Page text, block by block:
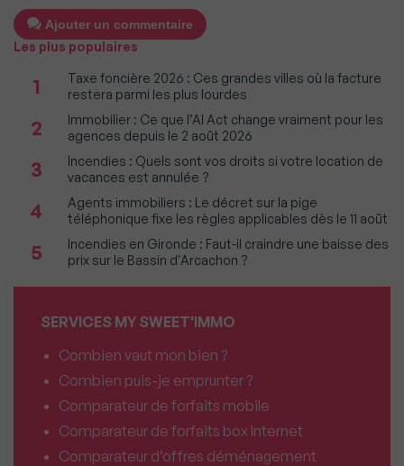
Ajouter un commentaire
Les plus populaires
1
Taxe foncière 2026 : Ces grandes villes où la facture
restera parmi les plus lourdes
2
Immobilier : Ce que l’AI Act change vraiment pour les
agences depuis le 2 août 2026
3
Incendies : Quels sont vos droits si votre location de
vacances est annulée ?
4
Agents immobiliers : Le décret sur la pige
téléphonique fixe les règles applicables dès le 11 août
5
Incendies en Gironde : Faut-il craindre une baisse des
prix sur le Bassin d'Arcachon ?
SERVICES MY SWEET'IMMO
Combien vaut mon bien ?
Combien puis-je emprunter ?
Comparateur de forfaits mobile
Comparateur de forfaits box Internet
Comparateur d’offres déménagement